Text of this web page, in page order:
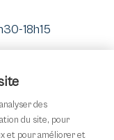
18h15
des
du site, pour
et pour améliorer et